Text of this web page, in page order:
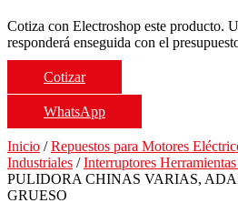
Cotiza con Electroshop este producto.
responderá enseguida con el
Cotizar
WhatsApp
Inicio /Repuestos para Motores
Industriales /Interruptores
PULIDORA CHINAS VARIAS,
GRUESO